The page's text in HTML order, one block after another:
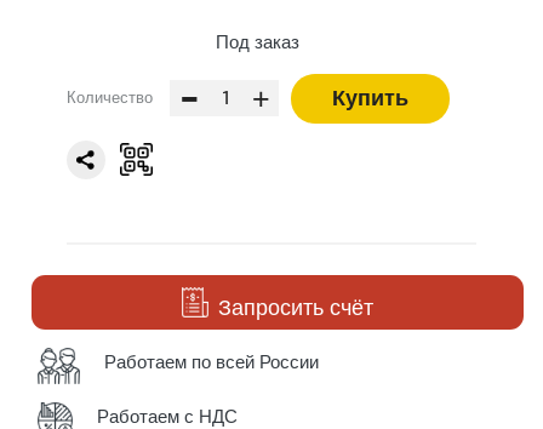
Под заказ
Количество - + Купить
Запросить счёт
Работаем по всей России
Работаем с НДС